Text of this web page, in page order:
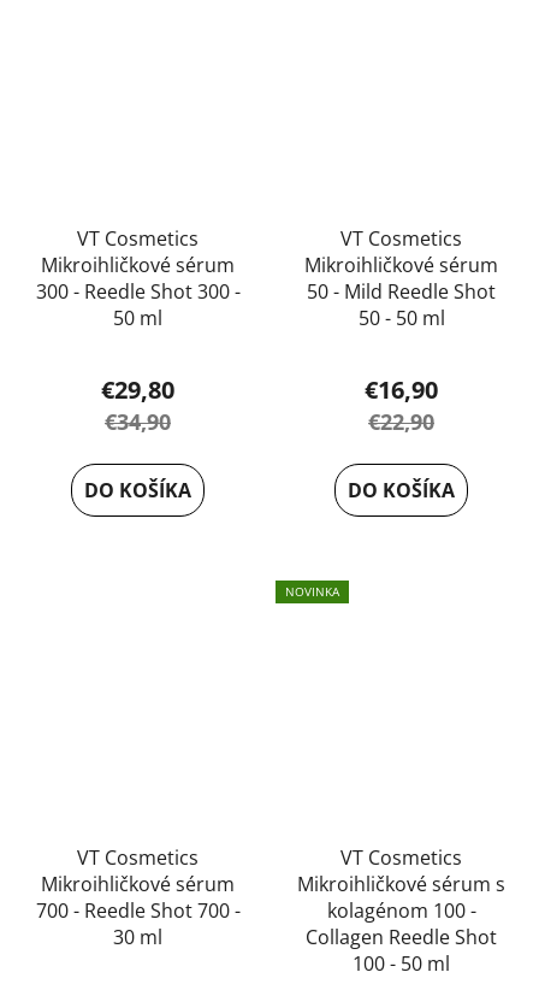
VT Cosmetics
Mikroihličkové sérum
300 - Reedle Shot 300 -
50 ml
€29,80
€34,90
DO KOŠÍKA
VT Cosmetics
Mikroihličkové sérum
50 - Mild Reedle Shot
50 - 50 ml
€16,90
€22,90
DO KOŠÍKA
VT Cosmetics
Mikroihličkové sérum
700 - Reedle Shot 700 -
30 ml
NOVINKA
VT Cosmetics
Mikroihličkové sérum s
kolagénom 100 -
Collagen Reedle Shot
100 - 50 ml